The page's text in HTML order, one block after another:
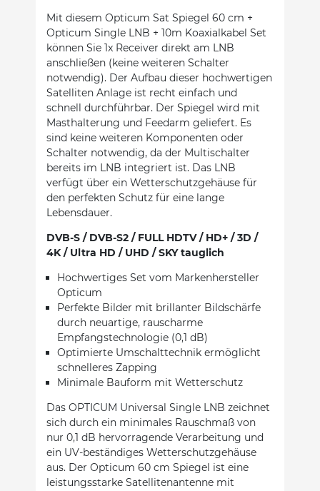
Mit diesem Opticum Sat Spiegel 60 cm +
Opticum Single LNB + 10m Koaxialkabel Set
können Sie 1x Receiver direkt am LNB
anschließen (keine weiteren Schalter
notwendig). Der Aufbau dieser hochwertigen
Satelliten Anlage ist recht einfach und
schnell durchführbar. Der Spiegel wird mit
Masthalterung und Feedarm geliefert. Es
sind keine weiteren Komponenten oder
Schalter notwendig, da der Multischalter
bereits im LNB integriert ist. Das LNB
verfügt über ein Wetterschutzgehäuse für
den perfekten Schutz für eine lange
Lebensdauer.
DVB-S / DVB-S2 / FULL HDTV / HD+ / 3D /
4K / Ultra HD / UHD / SKY tauglich
Hochwertiges Set vom Markenhersteller
Opticum
Perfekte Bilder mit brillanter Bildschärfe
durch neuartige, rauscharme
Empfangstechnologie (0,1 dB)
Optimierte Umschalttechnik ermöglicht
schnelleres Zapping
Minimale Bauform mit Wetterschutz
Das OPTICUM Universal Single LNB zeichnet
sich durch ein minimales Rauschmaß von
nur 0,1 dB hervorragende Verarbeitung und
ein UV-beständiges Wetterschutzgehäuse
aus. Der Opticum 60 cm Spiegel ist eine
leistungsstarke Satellitenantenne mit